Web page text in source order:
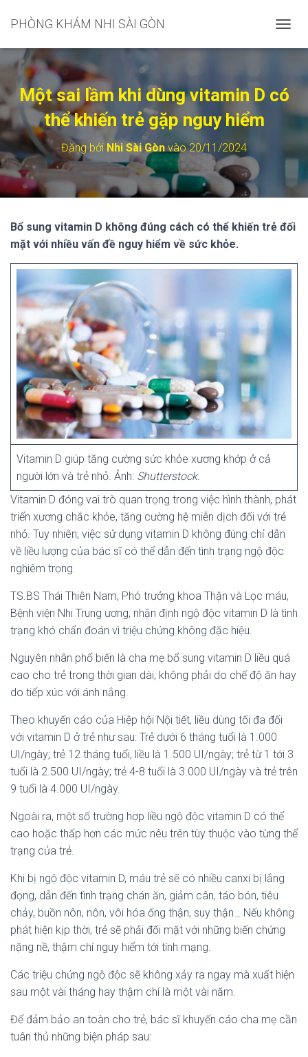
PHÒNG KHÁM NHI SÀI GÒN
H
Ể
N
C
Í
Một sai lầm khi dùng vitamin D có
thể khiến trẻ gặp nguy hiểm
Đăng bởi Nhi Sài Gònvào20/11/2024
Bổ sung vitamin D không đúng cách có thể khiến trẻ đối
mặt với nhiều vấn đề nguy hiểm về sức khỏe.
Vitamin D giúp tăng cường sức khỏe xương khớp ở cả
người lớn và trẻ nhỏ. Ảnh: Shutterstock.
Vitamin D đóng vai trò quan trọng trong việc hình thành, phát
triển xương chắc khỏe, tăng cường hệ miễn dịch đối với trẻ
nhỏ. Tuy nhiên, việc sử dụng vitamin D không đúng chỉ dẫn
về liều lượng của bác sĩ có thể dẫn đến tình trạng ngộ độc
nghiêm trọng.
TS.BS Thái Thiên Nam, Phó trưởng khoa Thận và Lọc máu,
Bệnh viện Nhi Trung ương, nhận định ngộ độc vitamin D là tình
trạng khó chẩn đoán vì triệu chứng không đặc hiệu.
Nguyên nhân phổ biến là cha mẹ bổ sung vitamin D liều quá
cao cho trẻ trong thời gian dài, không phải do chế độ ăn hay
do tiếp xúc với ánh nắng.
Theo khuyến cáo của Hiệp hội Nội tiết, liều dùng tối đa đối
với vitamin D ở trẻ như sau: Trẻ dưới 6 tháng tuổi là 1.000
UI/ngày; trẻ 12 tháng tuổi, liều là 1.500 UI/ngày; trẻ từ 1 tới 3
tuổi là 2.500 UI/ngày; trẻ 4-8 tuổi là 3.000 UI/ngày và trẻ trên
9 tuổi là 4.000 UI/ngày.
Ngoài ra, một số trường hợp liều ngộ độc vitamin D có thể
cao hoặc thấp hơn các mức nêu trên tùy thuộc vào từng thể
trạng của trẻ.
Khi bị ngộ độc vitamin D, máu trẻ sẽ có nhiều canxi bị lắng
đọng, dẫn đến tình trạng chán ăn, giảm cân, táo bón, tiêu
chảy, buồn nôn, nôn, vôi hóa ống thận, suy thận… Nếu không
phát hiện kịp thời, trẻ sẽ phải đối mặt với những biến chứng
nặng nề, thậm chí nguy hiểm tới tính mạng.
Các triệu chứng ngộ độc sẽ không xảy ra ngay mà xuất hiện
sau một vài tháng hay thậm chí là một vài năm.
Để đảm bảo an toàn cho trẻ, bác sĩ khuyến cáo cha mẹ cần
tuân thủ những biện pháp sau: